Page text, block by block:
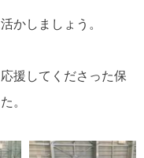
かしましょう。
援してくださった保
。